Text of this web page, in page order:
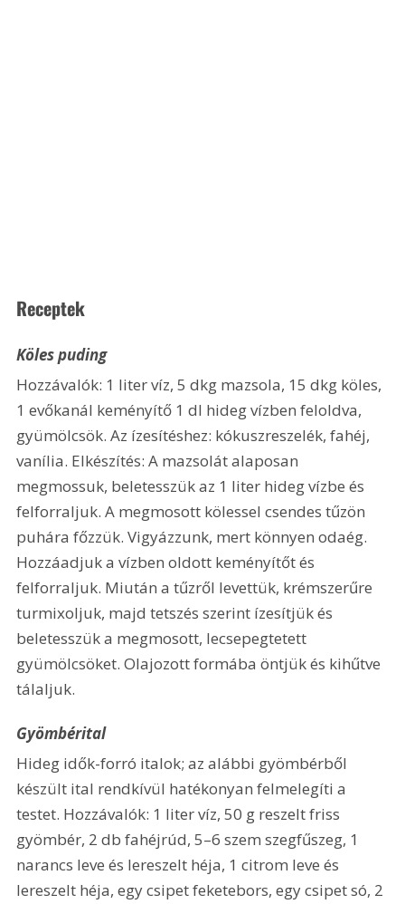
Receptek
Köles puding
Hozzávalók: 1 liter víz, 5 dkg mazsola, 15 dkg köles,
1 evőkanál keményítő 1 dl hideg vízben feloldva,
gyümölcsök. Az ízesítéshez: kókuszreszelék, fahéj,
vanília. Elkészítés: A mazsolát alaposan
megmossuk, beletesszük az 1 liter hideg vízbe és
felforraljuk. A megmosott kölessel csendes tűzön
puhára főzzük. Vigyázzunk, mert könnyen odaég.
Hozzáadjuk a vízben oldott keményítőt és
felforraljuk. Miután a tűzről levettük, krémszerűre
turmixoljuk, majd tetszés szerint ízesítjük és
beletesszük a megmosott, lecsepegtetett
gyümölcsöket. Olajozott formába öntjük és kihűtve
tálaljuk.
Gyömbérital
Hideg idők-forró italok; az alábbi gyömbérből
készült ital rendkívül hatékonyan felmelegíti a
testet. Hozzávalók: 1 liter víz, 50 g reszelt friss
gyömbér, 2 db fahéjrúd, 5–6 szem szegfűszeg, 1
narancs leve és lereszelt héja, 1 citrom leve és
lereszelt héja, egy csipet feketebors, egy csipet só, 2